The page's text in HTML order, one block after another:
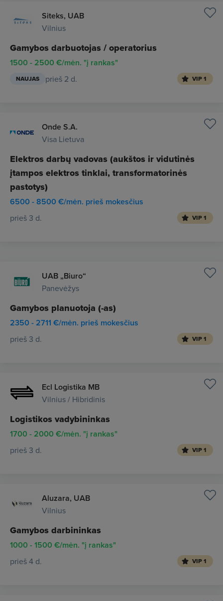
Siteks, UAB
Vilnius
Gamybos darbuotojas / operatorius
1500 - 2500 €/mėn. "į rankas"
NAUJAS prieš 2 d. VIP 1
Onde S.A.
Visa Lietuva
Elektros darbų vadovas (aukštos ir vidutinės
įtampos elektros tinklai, transformatorinės
pastotys)
6500 - 8500 €/mėn. prieš mokesčius
prieš 3 d. VIP 1
UAB „Biuro“
Panevėžys
Gamybos planuotoja (-as)
2350 - 2711 €/mėn. prieš mokesčius
prieš 3 d. VIP 1
Ecl Logistika MB
Vilnius / Hibridinis
Logistikos vadybininkas
1700 - 2000 €/mėn. "į rankas"
prieš 3 d. VIP 1
Aluzara, UAB
Vilnius
Gamybos darbininkas
1000 - 1500 €/mėn. "į rankas"
prieš 4 d. VIP 1